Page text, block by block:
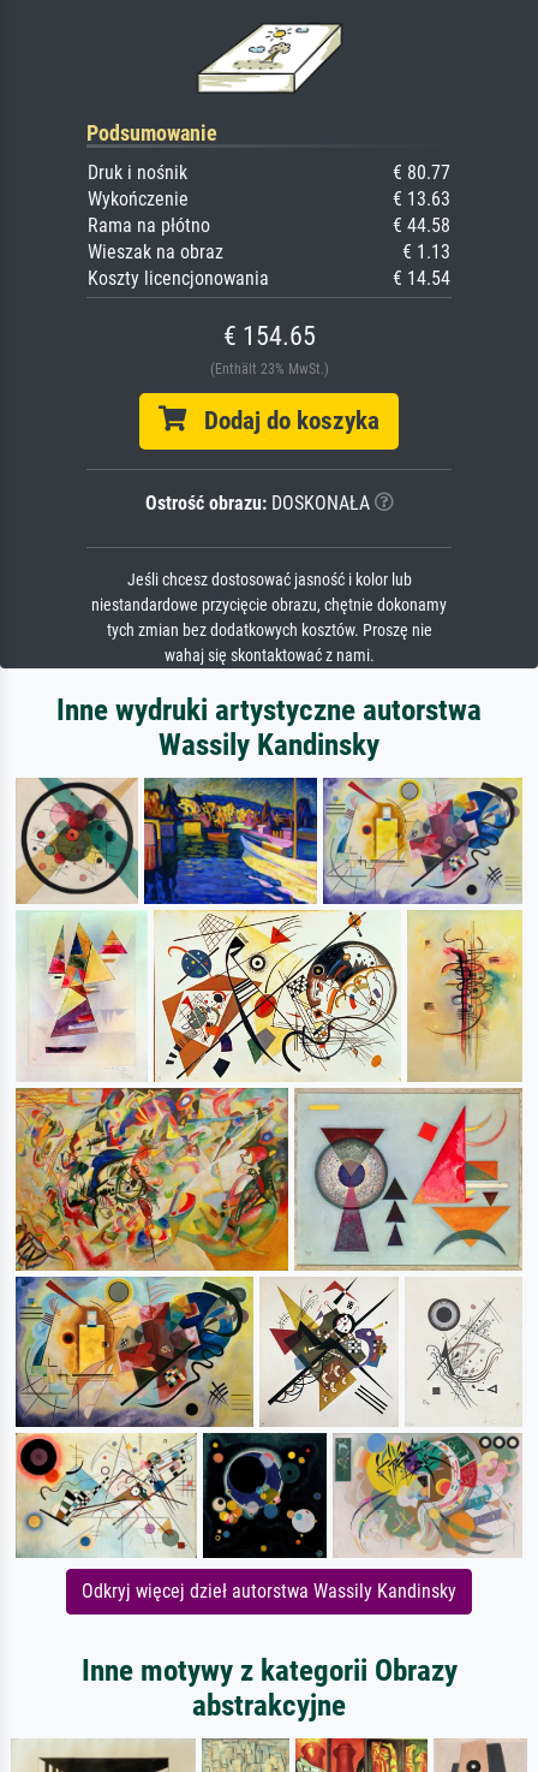
Podsumowanie
Druk i nośnik
€ 80.77
Wykończenie
€ 13.63
Rama na płótno
€ 44.58
Wieszak na obraz
€ 1.13
Koszty licencjonowania
€ 14.54
€ 154.65
(Enthält 23% MwSt.)
Dodaj do koszyka
Ostrość obrazu:DOSKONAŁA
Jeśli chcesz dostosować jasność i kolor lub
niestandardowe przycięcie obrazu, chętnie dokonamy
tych zmian bez dodatkowych kosztów. Proszę nie
wahaj się skontaktować z nami.
Inne wydruki artystyczne autorstwa
Wassily Kandinsky
Odkryj więcej dzieł autorstwa Wassily Kandinsky
Inne motywy z kategorii Obrazy
abstrakcyjne